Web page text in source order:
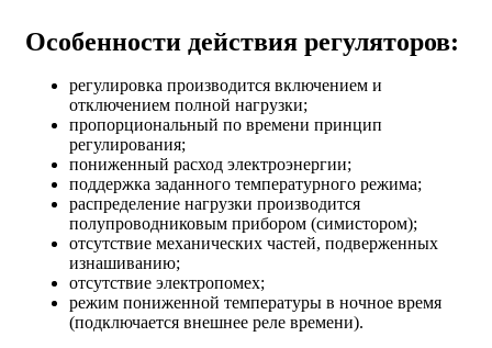
Особенности действия регуляторов:
регулировка производится включением и
отключением полной нагрузки;
пропорциональный по времени принцип
регулирования;
пониженный расход электроэнергии;
поддержка заданного температурного режима;
распределение нагрузки производится
полупроводниковым прибором (симистором);
отсутствие механических частей, подверженных
изнашиванию;
отсутствие электропомех;
режим пониженной температуры в ночное время
(подключается внешнее реле времени).